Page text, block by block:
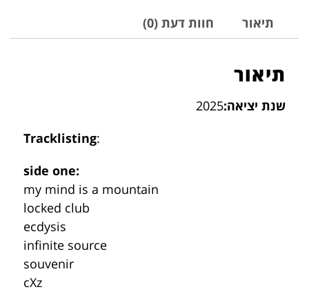
תיאור חוות דעת (0)
תיאור
שנת יציאה:2025
Tracklisting:
side one:
my mind is a mountain
locked club
ecdysis
infinite source
souvenir
cXz